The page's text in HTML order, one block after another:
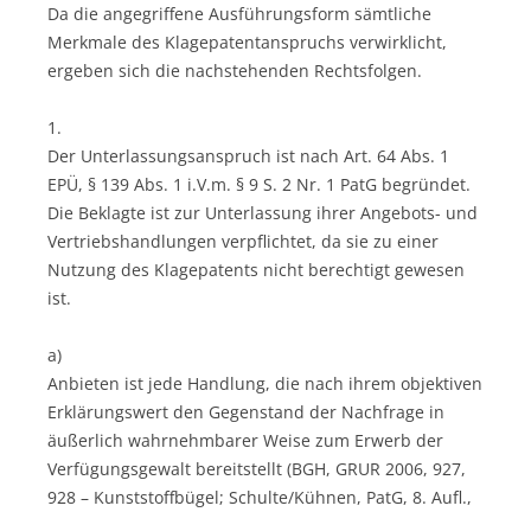
Da die angegriffene Ausführungsform sämtliche
Merkmale des Klagepatentanspruchs verwirklicht,
ergeben sich die nachstehenden Rechtsfolgen.
1.
Der Unterlassungsanspruch ist nach Art. 64 Abs. 1
EPÜ, § 139 Abs. 1 i.V.m. § 9 S. 2 Nr. 1 PatG begründet.
Die Beklagte ist zur Unterlassung ihrer Angebots- und
Vertriebshandlungen verpflichtet, da sie zu einer
Nutzung des Klagepatents nicht berechtigt gewesen
ist.
a)
Anbieten ist jede Handlung, die nach ihrem objektiven
Erklärungswert den Gegenstand der Nachfrage in
äußerlich wahrnehmbarer Weise zum Erwerb der
Verfügungsgewalt bereitstellt (BGH, GRUR 2006, 927,
928 – Kunststoffbügel; Schulte/Kühnen, PatG, 8. Aufl.,